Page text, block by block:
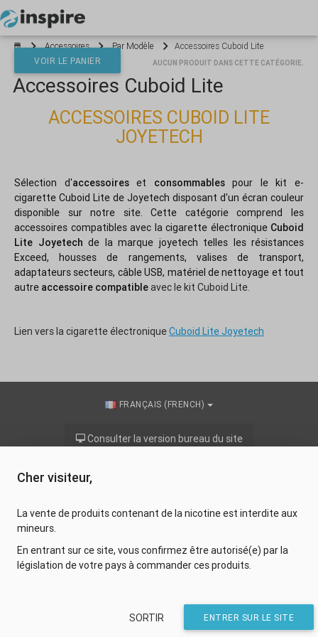
VOIR LE PANIER
Accessoires Par Modèle Accessoires Cuboid Lite
Accessoires Cuboid Lite
AUCUN PRODUIT DANS CETTE CATÉGORIE.
ACCESSOIRES CUBOID LITE
JOYETECH
Sélection d'accessoireset consommablespour le kit e-
cigarette Cuboid Lite de Joyetech disposant d'un écran couleur
disponible sur notre site. Cette catégorie comprend les
accessoires compatibles avec la cigarette électronique Cuboid
Lite Joyetech de la marque joyetech telles les résistances
Exceed, housses de rangements, valises de transport,
adaptateurs secteurs, câble USB, matériel de nettoyage et tout
autre accessoire compatibleavec le kit Cuboid Lite.
Lien vers la cigarette électroniqueCuboid Lite Joyetech
FRANÇAIS (FRENCH)
Consulter la version bureau du site
Cher visiteur,
La vente de produits contenant de la nicotine est interdite aux
mineurs.
En entrant sur ce site, vous confirmez être autorisé(e) par la
législation de votre pays à commander ces produits.
ENTRER SUR LE SITE
SORTIR